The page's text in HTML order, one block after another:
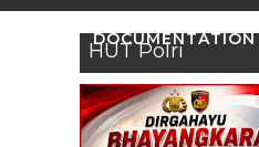
DOCUMENTATION
HUT Polri